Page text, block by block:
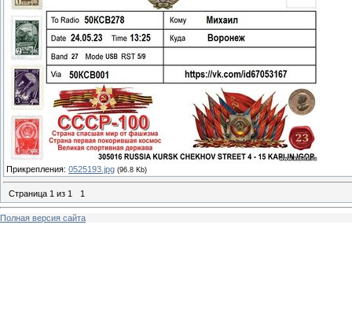
Прикрепления: 0525193.jpg (96.8 Kb)
Страница 1 из 1 1
Полная версия сайта